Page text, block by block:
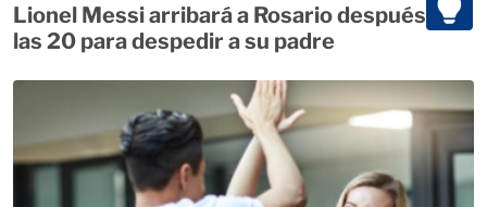
Lionel Messi arribará a Rosario después de
las 20 para despedir a su padre